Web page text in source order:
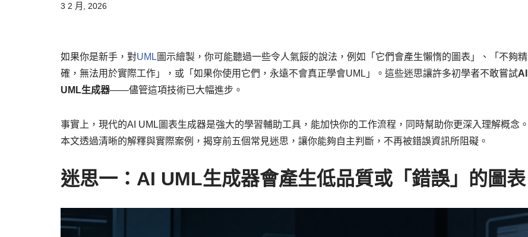
3 2 月, 2026
如果你是新手，對UML 圖示繪製，你可能聽過一些令人氣餒的說法，例如「它們會產生懶惰的圖表」、「不夠精
確，無法用於實際工作」，或「如果你使用它們，永遠不會真正學會UML」。這些迷思讓許多初學者不敢嘗試AI
UML生成器——儘管這項技術已大幅進步。
事實上，現代的AI UML圖表生成器是強大的學習輔助工具，能加快你的工作流程，同時幫助你更深入理解概念。
本文透過清晰的解釋與實際案例，揭穿前五個常見迷思，讓你能夠自主判斷，不再被錯誤資訊所阻礙。
迷思一：AI UML生成器會產生低品質或「錯誤」的圖表